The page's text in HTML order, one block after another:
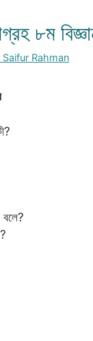
৮ম
Saifur Rahman